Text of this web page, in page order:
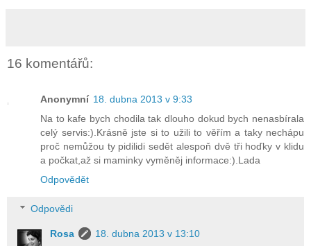
16 komentářů:
Anonymní 18. dubna 2013 v 9:33
Na to kafe bych chodila tak dlouho dokud bych nenasbírala
celý servis:).Krásně jste si to užili to věřím a taky nechápu
proč nemůžou ty pidilidi sedět alespoň dvě tři hoďky v klidu
a počkat,až si maminky vyměněj informace:).Lada
Odpovědět
Odpovědi
Rosa 18. dubna 2013 v 13:10